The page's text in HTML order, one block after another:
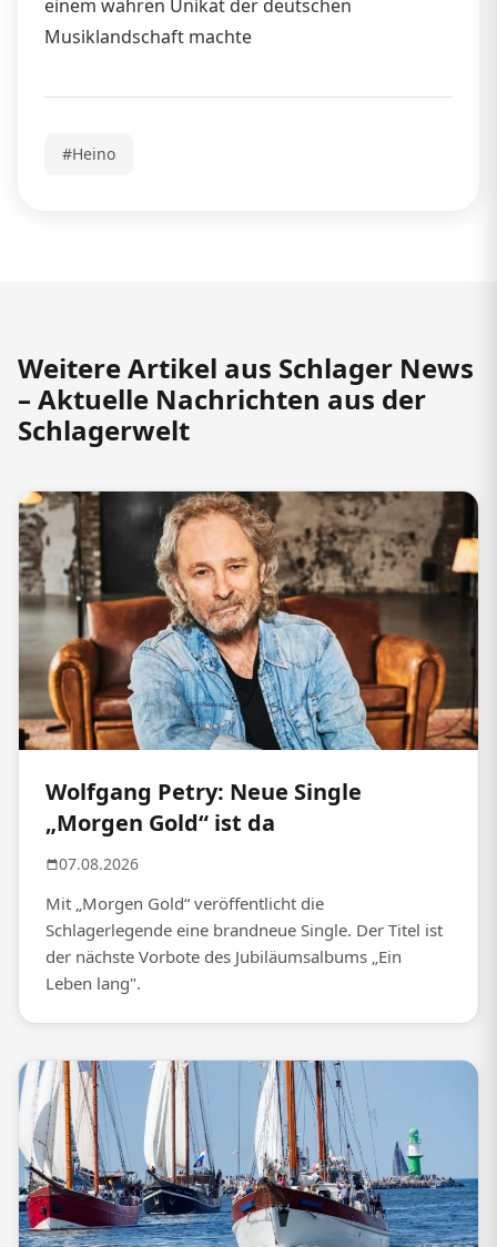
einem wahren Unikat der deutschen
Musiklandschaft machte
#Heino
Weitere Artikel aus Schlager News
– Aktuelle Nachrichten aus der
Schlagerwelt
Wolfgang Petry: Neue Single
„Morgen Gold“ ist da
07.08.2026
Mit „Morgen Gold“ veröffentlicht die
Schlagerlegende eine brandneue Single. Der Titel ist
der nächste Vorbote des Jubiläumsalbums „Ein
Leben lang".